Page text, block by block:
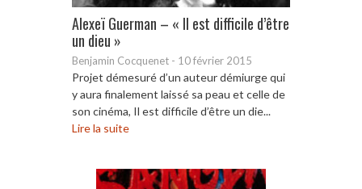
Alexeï Guerman – « Il est difficile d’être
un dieu »
Benjamin Cocquenet - 10 février 2015
Projet démesuré d’un auteur démiurge qui
y aura finalement laissé sa peau et celle de
son cinéma, Il est difficile d’être un die...
Lire la suite